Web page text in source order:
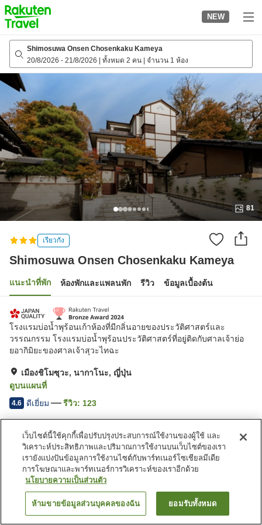
to
top
page
NEW
Shimosuwa Onsen Chosenkaku Kameya
20/8/2026 - 21/8/2026 ทั้งหมด 2 คน จำนวน 1 ห้อง
81
เรียวกัง
Shimosuwa Onsen Chosenkaku Kameya
แนะนำที่พัก ห้องพักและแพลนพัก รีวิว ข้อมูลเบื้องต้น
โรงแรมบ่อน้ำพุร้อนเก้าห้องที่มีกลิ่นอายของประวัติศาสตร์และ
วรรณกรรม โรงแรมบ่อน้ำพุร้อนประวัติศาสตร์ที่อยู่ติดกับศาลเจ้าย่อ
ยอากิมิยะของศาลเจ้าสุวะไทฉะ
เมืองชิโมซุวะ, นากาโนะ, ญี่ปุ่น
ดูบนแผนที่
4.6 ดีเยี่ยม รีวิว: 123
สิ่งอำนวยความสะดวกในที่พัก
Wi-Fi
บ่อน้ำพุร้อนภายในอาคาร
เลานจ์
คาเฟ่
Shimosuwa Onsen Chosenkaku Kameya
ค้นหาห้องพัก
เว็บไซต์นี้ใช้คุกกี้เพื่อปรับปรุงประสบการณ์ใช้งานของผู้ใช้ และ
วิเคราะห์ประสิทธิภาพและปริมาณการใช้งานบนเว็บไซต์ของเรา
เรายังแบ่งปันข้อมูลการใช้งานไซต์กับพาร์ทเนอร์โซเชียลมีเดีย
การโฆษณาและพาร์ทเนอร์การวิเคราะห์ของเราอีกด้วย
นโยบายความเป็นส่วนตัว
ห้ามขายข้อมูลส่วนบุคคลของฉัน ยอมรับทั้งหมด